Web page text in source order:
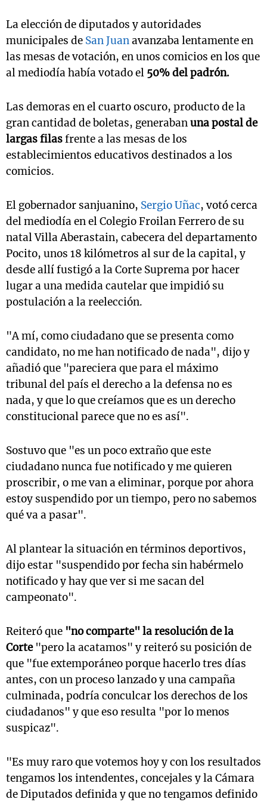
La elección de diputados y autoridades
municipales de San Juanavanzaba lentamente en
las mesas de votación, en unos comicios en los que
al mediodía había votado el 50% del padrón.
Las demoras en el cuarto oscuro, producto de la
gran cantidad de boletas, generabanuna postal de
largas filasfrente a las mesas de los
establecimientos educativos destinados a los
comicios.
El gobernador sanjuanino, Sergio Uñac, votó cerca
del mediodía en el Colegio Froilan Ferrero de su
natal Villa Aberastain, cabecera del departamento
Pocito, unos 18 kilómetros al sur de la capital, y
desde allí fustigó a la Corte Suprema por hacer
lugar a una medida cautelar que impidió su
postulación a la reelección.
"A mí, como ciudadano que se presenta como
candidato, no me han notificado de nada", dijo y
añadió que "pareciera que para el máximo
tribunal del país el derecho a la defensa no es
nada, y que lo que creíamos que es un derecho
constitucional parece que no es así".
Sostuvo que "es un poco extraño que este
ciudadano nunca fue notificado y me quieren
proscribir, o me van a eliminar, porque por ahora
estoy suspendido por un tiempo, pero no sabemos
qué va a pasar".
Al plantear la situación en términos deportivos,
dijo estar "suspendido por fecha sin habérmelo
notificado y hay que ver si me sacan del
campeonato".
Reiteró que "no comparte" la resolución de la
Corte"pero la acatamos" y reiteró su posición de
que "fue extemporáneo porque hacerlo tres días
antes, con un proceso lanzado y una campaña
culminada, podría conculcar los derechos de los
ciudadanos" y que eso resulta "por lo menos
suspicaz".
"Es muy raro que votemos hoy y con los resultados
tengamos los intendentes, concejales y la Cámara
de Diputados definida y que no tengamos definido